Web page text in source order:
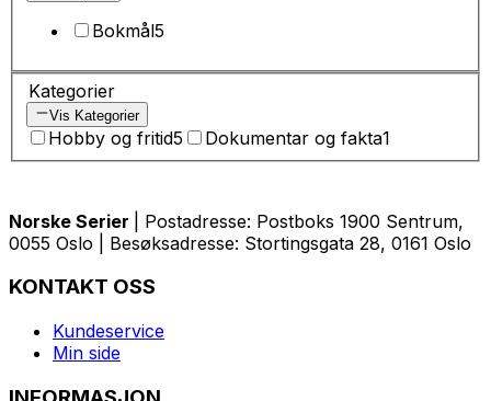
Bokmål5
Kategorier
Vis Kategorier
Hobby og fritid5 Dokumentar og fakta1
Norske Serier
| Postadresse: Postboks 1900 Sentrum,
0055 Oslo | Besøksadresse: Stortingsgata 28, 0161 Oslo
KONTAKT OSS
Kundeservice
Min side